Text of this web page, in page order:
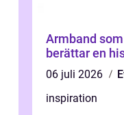
Armband
berättar en
06 juli 2026
inspiration